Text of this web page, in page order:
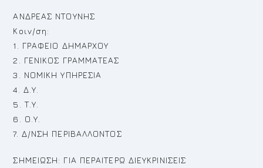
ΑΝΔΡΕΑΣ ΝΤΟΥΝΗΣ
Κοιν/ση:
1. ΓΡΑΦΕΙΟ ΔΗΜΑΡΧΟΥ
2. ΓΕΝΙΚΟΣ ΓΡΑΜΜΑΤΕΑΣ
3. ΝΟΜΙΚΗ ΥΠΗΡΕΣΙΑ
4. Δ.Υ.
5. Τ.Υ.
6. Ο.Υ.
7. Δ/ΝΣΗ ΠΕΡΙΒΑΛΛΟΝΤΟΣ
ΣΗΜΕΙΩΣΗ: ΓΙΑ ΠΕΡΑΙΤΕΡΩ ΔΙΕΥΚΡΙΝΙΣΕΙΣ